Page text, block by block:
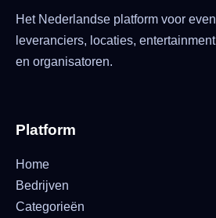
Het Nederlandse platform voor
leveranciers, locaties,
en organisatoren.
Platform
Home
Bedrijven
Categorieën